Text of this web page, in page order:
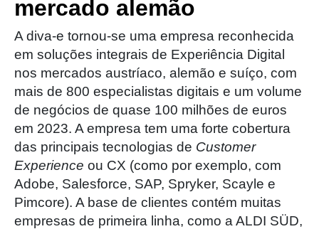
mercado alemão
A diva-e tornou-se uma empresa reconhecida
em soluções integrais de Experiência Digital
nos mercados austríaco, alemão e suíço, com
mais de 800 especialistas digitais e um volume
de negócios de quase 100 milhões de euros
em 2023. A empresa tem uma forte cobertura
das principais tecnologias de Customer
Experience ou CX (como por exemplo, com
Adobe, Salesforce, SAP, Spryker, Scayle e
Pimcore). A base de clientes contém muitas
empresas de primeira linha, como a ALDI SÜD,